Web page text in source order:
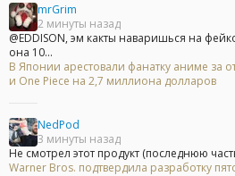
mrGrim
2 минуты назад
@EDDISON, эм какты наваришься на
она 10...
В Японии арестовали фанатку аниме за
и One Piece на 2,7 миллиона долларов
NedPod
3 минуты назад
Не смотрел этот продукт (последнюю
Warner Bros. подтвердила разработку